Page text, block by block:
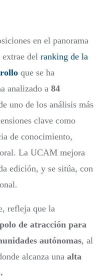
en el panorama
del ranking de la
que se ha
analizado a 84
uno de los análisis más
clave como
de conocimiento,
La UCAM mejora
edición, y se sitúa, con
refleja que la
polo de atracción para
autónomas, al
alcanza una alta